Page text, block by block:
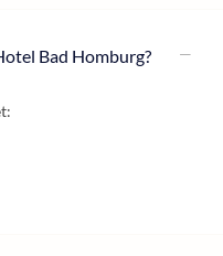
Bad Homburg?